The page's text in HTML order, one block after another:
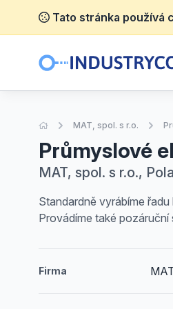
Tato stránka používá
Úvodní stránka
MAT, spol. s r.o.
Průmyslové
MAT, spol. s r.o.,
Standardně vyrábíme
Provádíme také
Firma